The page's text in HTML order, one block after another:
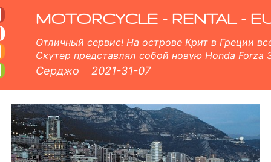
MOTORCYCLE - RENTAL -
Отличный сервис! На острове Крит в Греции
Скутер представлял собой новую Honda Forza
Серджо 2021-31-07